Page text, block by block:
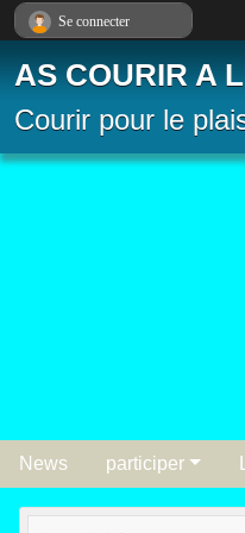
AS COURIR A
Courir pour le
News participer
Se connecter
Panneau de gestion des